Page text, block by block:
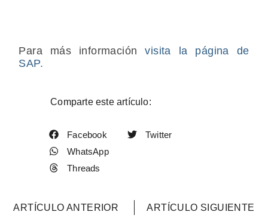
Para más informaciónvisita la página de
SAP.
Comparte este artículo:
Facebook
Twitter
WhatsApp
Threads
ARTÍCULO ANTERIOR ARTÍCULO SIGUIENTE